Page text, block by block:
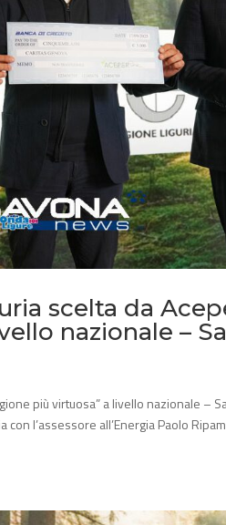
scelta da
nazionale –
più virtuosa” a livello nazionale –
l’assessore all’Energia Paolo